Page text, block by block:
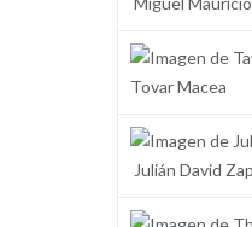
Tovar Macea
Julián David